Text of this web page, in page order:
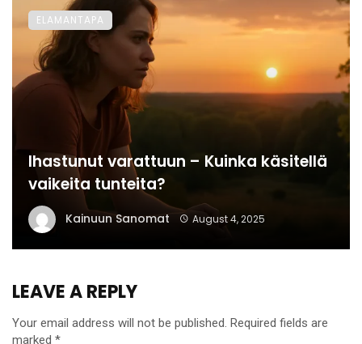
Ihastunut varattuun – Kuinka käsitellä
vaikeita tunteita?
Kainuun Sanomat August 4, 2025
ELAMANTAPA
LEAVE A REPLY
Your email address will not be published. Required fields are
marked *